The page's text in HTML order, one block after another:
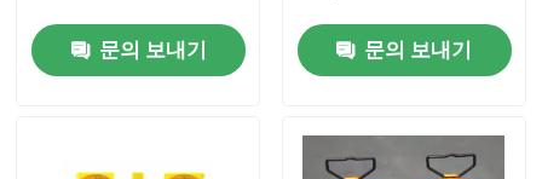
품질 관리
문의 보내기 문의 보내기